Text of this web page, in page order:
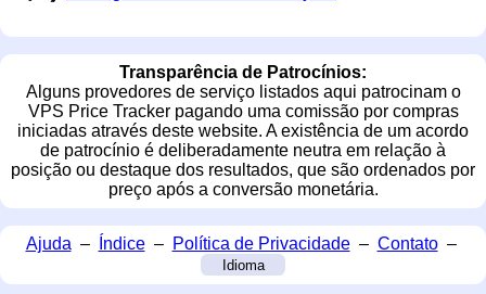
Transparência de Patrocínios:
Alguns provedores de serviço listados aqui patrocinam o
VPS Price Tracker pagando uma comissão por compras
iniciadas através deste website. A existência de um acordo
de patrocínio é deliberadamente neutra em relação à
posição ou destaque dos resultados, que são ordenados por
preço após a conversão monetária.
Ajuda – Índice– Política de Privacidade– Contato–
Idioma